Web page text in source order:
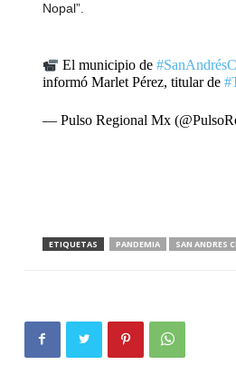
Nopal”.
El municipio de
informó Marlet Pérez, titular de
— Pulso Regional Mx
ETIQUETAS PANDEMIA SAN ANDRES